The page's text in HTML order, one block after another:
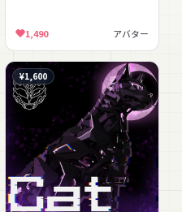
1,490 アバター
¥1,600